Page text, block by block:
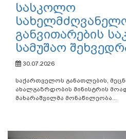
სასკოლო
განვითარების
სამუშაო
30.07.2026
საქართველოს განათლების,
ახალგაზრდობის მინისტრის
მახარაშვილმა მონაწილეობა...